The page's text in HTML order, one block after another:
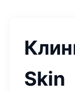
Skin